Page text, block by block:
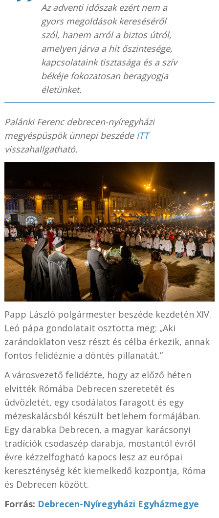
Az adventi időszak ezért nem a
gyors megoldások kereséséről
szól, hanem arról a biztos útról,
amelyen járva a hit őszintesége,
kapcsolataink tisztasága és a szív
békéje fokozatosan beragyogja
életünket.
Palánki Ferenc debrecen-nyíregyházi
megyéspüspök ünnepi beszéde ITT
visszahallgatható.
Papp László polgármester beszéde kezdetén XIV.
Leó pápa gondolatait osztotta meg: „Aki
zarándoklaton vesz részt és célba érkezik, annak
fontos felidéznie a döntés pillanatát.”
A városvezető felidézte, hogy az előző héten
elvitték Rómába Debrecen szeretetét és
üdvözletét, egy csodálatos faragott és egy
mézeskalácsból készült betlehem formájában.
Egy darabka Debrecen, a magyar karácsonyi
tradíciók csodaszép darabja, mostantól évről
évre kézzelfogható kapocs lesz az európai
kereszténység két kiemelkedő központja, Róma
és Debrecen között.
Forrás: Debrecen-Nyíregyházi Egyházmegye